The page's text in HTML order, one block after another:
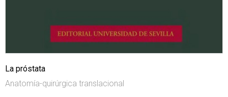
La próstata
Anatomía-quirúrgica translacional